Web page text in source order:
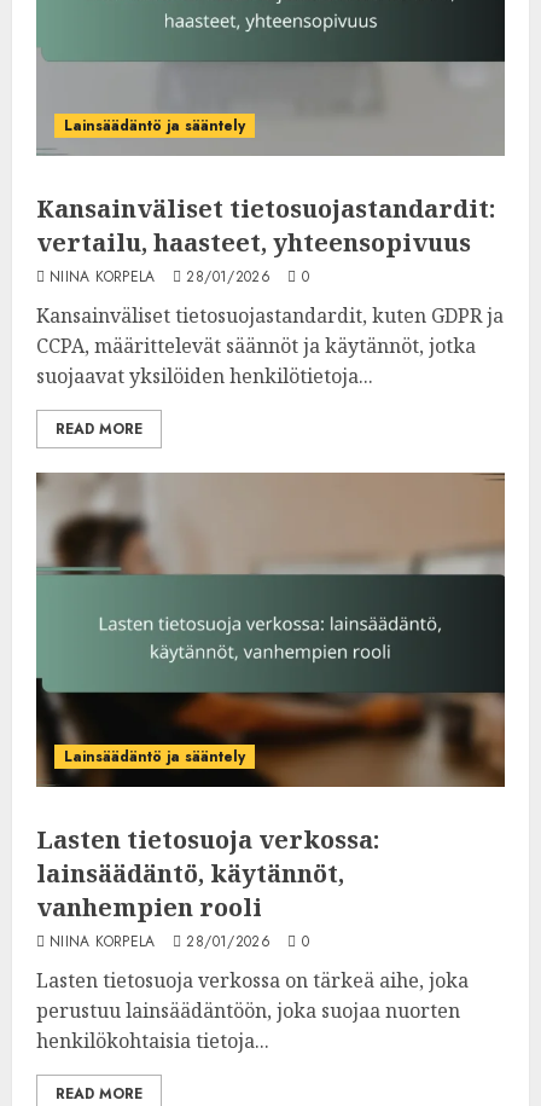
Lainsäädäntö ja sääntely
Kansainväliset tietosuojastandardit:
vertailu, haasteet, yhteensopivuus
NIINA KORPELA 28/01/2026 0
Kansainväliset tietosuojastandardit, kuten GDPR ja
CCPA, määrittelevät säännöt ja käytännöt, jotka
suojaavat yksilöiden henkilötietoja...
READ MORE
Lainsäädäntö ja sääntely
Lasten tietosuoja verkossa:
lainsäädäntö, käytännöt,
vanhempien rooli
NIINA KORPELA 28/01/2026 0
Lasten tietosuoja verkossa on tärkeä aihe, joka
perustuu lainsäädäntöön, joka suojaa nuorten
henkilökohtaisia tietoja...
READ MORE